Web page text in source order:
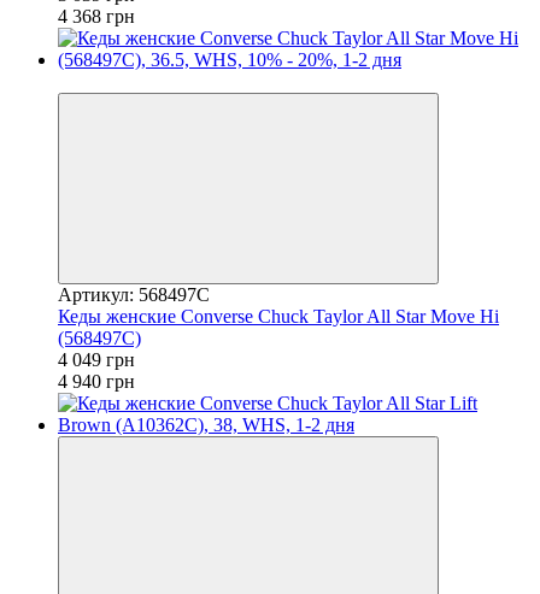
4 368 грн
Артикул: 568497C
Кеды женские Converse Chuck Taylor All Star Move Hi
(568497C)
4 049 грн
4 940 грн